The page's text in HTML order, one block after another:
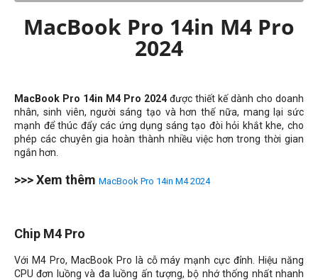
MacBook Pro 14in M4 Pro
2024
MacBook Pro 14in M4 Pro 2024 được thiết kế dành cho doanh
nhân, sinh viên, người sáng tạo và hơn thế nữa, mang lại sức
mạnh để thúc đẩy các ứng dụng sáng tạo đòi hỏi khắt khe, cho
phép các chuyên gia hoàn thành nhiều việc hơn trong thời gian
ngắn hơn.
>>> Xem thêm MacBook Pro 14in M4 2024
Chip M4 Pro
Với M4 Pro, MacBook Pro là cỗ máy mạnh cực đỉnh. Hiệu năng
CPU đơn luồng và đa luồng ấn tượng, bộ nhớ thống nhất nhanh